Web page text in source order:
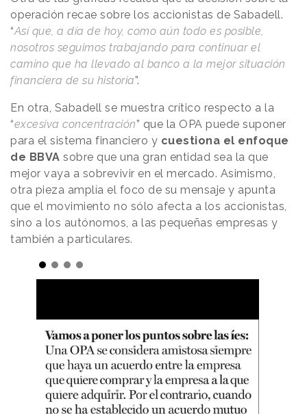
operación recae sobre los accionistas de Sabadell.
“Así que, a día de hoy, como aún todo es posible,
nosotros seguimos trabajando para continuar el
camino que ha llevado al banco a la mejor situación
financiera de su historia”.
En otra, Sabadell se muestra crítico respecto a la
“excesiva concentración” que la OPA puede suponer
para el sistema financiero y cuestiona el enfoque
de BBVA sobre que una gran entidad sea la que
mejor vaya a sobrevivir en el mercado. Asimismo,
otra pieza amplía el foco de su mensaje y apunta
que el movimiento no sólo afecta a los accionistas,
sino a los autónomos, a las pequeñas empresas y
también a particulares.